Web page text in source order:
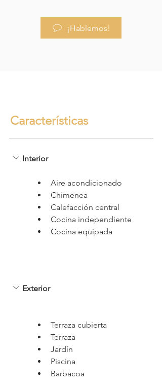
¡Hablemos!
Características
Interior
Aire acondicionado
Chimenea
Calefacción central
Cocina independiente
Cocina equipada
Exterior
Terraza cubierta
Terraza
Jardín
Piscina
Barbacoa